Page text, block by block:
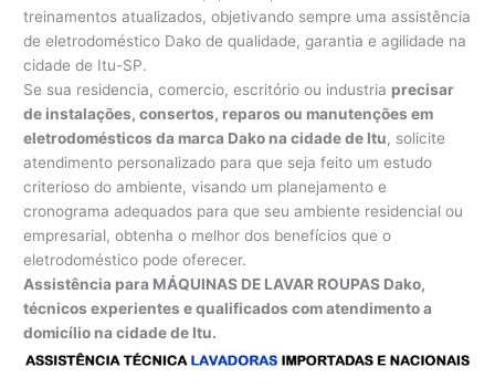
treinamentos atualizados, objetivando sempre uma assistência
de eletrodoméstico Dako de qualidade, garantia e agilidade na
cidade de Itu-SP.
Se sua residencia, comercio, escritório ou industria precisar
de instalações, consertos, reparos ou manutenções em
eletrodomésticos da marca Dako na cidade de Itu, solicite
atendimento personalizado para que seja feito um estudo
criterioso do ambiente, visando um planejamento e
cronograma adequados para que seu ambiente residencial ou
empresarial, obtenha o melhor dos benefícios que o
eletrodoméstico pode oferecer.
Assistência para MÁQUINAS DE LAVAR ROUPAS Dako,
técnicos experientes e qualificados com atendimento a
domicílio na cidade de Itu.